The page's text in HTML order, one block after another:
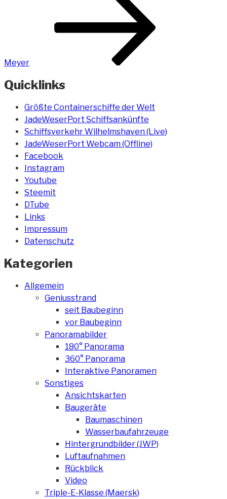
Meyer
Quicklinks
Größte Containerschiffe der Welt
JadeWeserPort Schiffsankünfte
Schiffsverkehr Wilhelmshaven (Live)
JadeWeserPort Webcam (Offline)
Facebook
Instagram
Youtube
Steemit
DTube
Links
Impressum
Datenschutz
Kategorien
Allgemein
Geniusstrand
seit Baubeginn
vor Baubeginn
Panoramabilder
180° Panorama
360° Panorama
Interaktive Panoramen
Sonstiges
Ansichtskarten
Baugeräte
Baumaschinen
Wasserbaufahrzeuge
Hintergrundbilder (JWP)
Luftaufnahmen
Rückblick
Video
Triple-E-Klasse (Maersk)